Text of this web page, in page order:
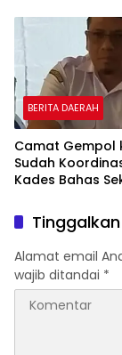
BERITA DAERAH
Camat Gempol
Sudah
Kades Bahas
Pentingnya
Alamat email
wajib ditandai *